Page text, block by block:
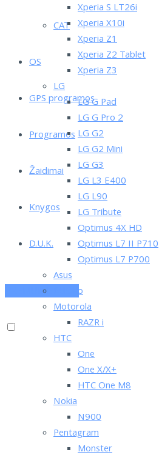
CAT
OS
GPS programos
Programos
Žaidimai
Knygos
D.U.K.
PRENUMERUOK
Xperia S LT26i
Xperia X10i
Xperia Z1
Xperia Z2 Tablet
Xperia Z3
LG
LG G Pad
LG G Pro 2
LG G2
LG G2 Mini
LG G3
LG L3 E400
LG L90
LG Tribute
Optimus 4X HD
Optimus L7 II P710
Optimus L7 P700
Asus
Lenovo
Motorola
RAZR i
HTC
One
One X/X+
HTC One M8
Nokia
N900
Pentagram
Monster